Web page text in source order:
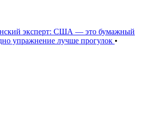
эксперт: США — это бумажный
упражнение лучше прогулок •